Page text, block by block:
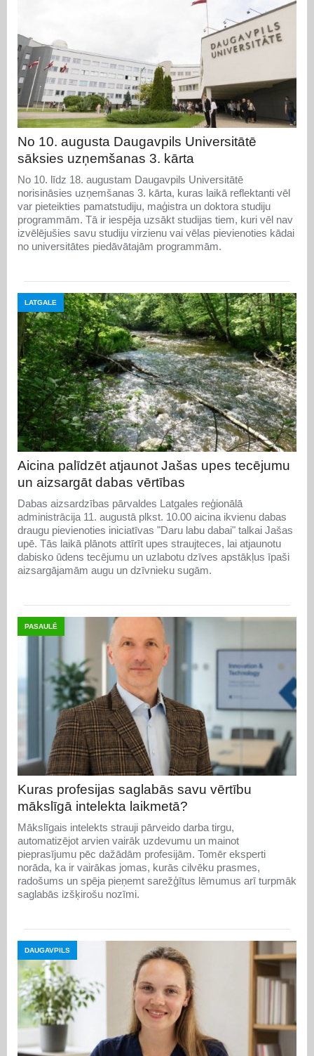
No 10. augusta Daugavpils Universitātē
sāksies uzņemšanas 3. kārta
No 10. līdz 18. augustam Daugavpils Universitātē
norisināsies uzņemšanas 3. kārta, kuras laikā reflektanti vēl
var pieteikties pamatstudiju, maģistra un doktora studiju
programmām. Tā ir iespēja uzsākt studijas tiem, kuri vēl nav
izvēlējušies savu studiju virzienu vai vēlas pievienoties kādai
no universitātes piedāvātajām programmām.
LATGALE
Aicina palīdzēt atjaunot Jašas upes tecējumu
un aizsargāt dabas vērtības
Dabas aizsardzības pārvaldes Latgales reģionālā
administrācija 11. augustā plkst. 10.00 aicina ikvienu dabas
draugu pievienoties iniciatīvas "Daru labu dabai" talkai Jašas
upē. Tās laikā plānots attīrīt upes straujteces, lai atjaunotu
dabisko ūdens tecējumu un uzlabotu dzīves apstākļus īpaši
aizsargājamām augu un dzīvnieku sugām.
PASAULĒ
Kuras profesijas saglabās savu vērtību
mākslīgā intelekta laikmetā?
Mākslīgais intelekts strauji pārveido darba tirgu,
automatizējot arvien vairāk uzdevumu un mainot
pieprasījumu pēc dažādām profesijām. Tomēr eksperti
norāda, ka ir vairākas jomas, kurās cilvēku prasmes,
radošums un spēja pieņemt sarežģītus lēmumus arī turpmāk
saglabās izšķirošu nozīmi.
DAUGAVPILS